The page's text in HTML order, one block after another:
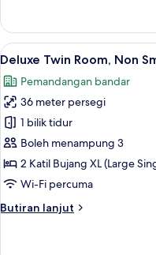
Wing)
Room,
Katil
(King)
(Plaza,
South
Wing)
Lihat
semua
foto
untuk
Deluxe
Twin
Room,
Non
Smoking
(Universal
8
Deluxe Twin Room, Non
Pemandangan bandar
36 meter persegi
1 bilik tidur
Boleh menampung 3
2 Katil Bujang XL (Large
Wi-Fi percuma
Butiran lanjut
Butiran